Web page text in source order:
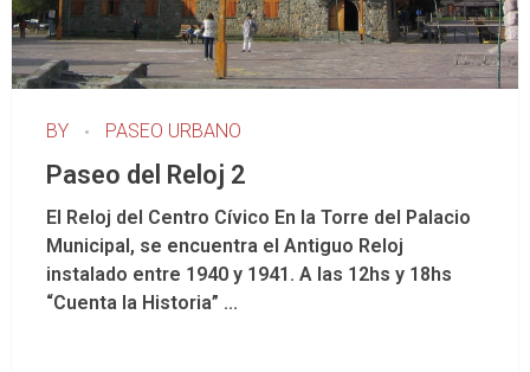
BY PASEO URBANO
Paseo del Reloj 2
El Reloj del Centro Cívico En la Torre del Palacio
Municipal, se encuentra el Antiguo Reloj
instalado entre 1940 y 1941. A las 12hs y 18hs
“Cuenta la Historia” ...